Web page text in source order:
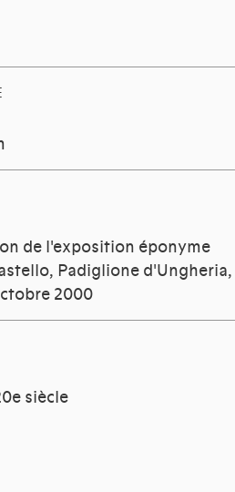
de l'exposition éponyme
Padiglione d'Ungheria,
2000
siècle